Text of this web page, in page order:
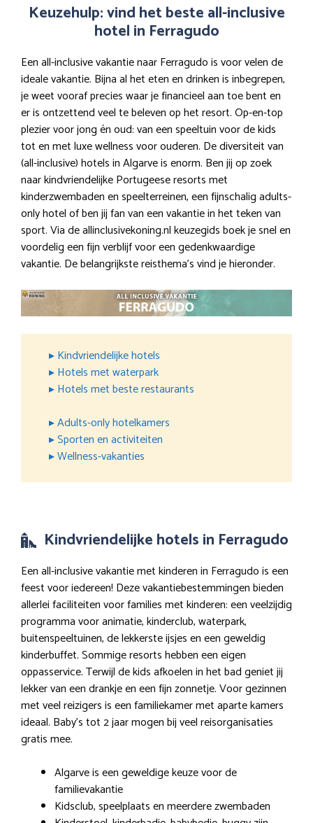
Keuzehulp: vind het beste all-inclusive
hotel in Ferragudo
Een all-inclusive vakantie naar Ferragudo is voor velen de
ideale vakantie. Bijna al het eten en drinken is inbegrepen,
je weet vooraf precies waar je financieel aan toe bent en
er is ontzettend veel te beleven op het resort. Op-en-top
plezier voor jong én oud: van een speeltuin voor de kids
tot en met luxe wellness voor ouderen. De diversiteit van
(all-inclusive) hotels in Algarve is enorm. Ben jij op zoek
naar kindvriendelijke Portugeese resorts met
kinderzwembaden en speelterreinen, een fijnschalig adults-
only hotel of ben jij fan van een vakantie in het teken van
sport. Via de allinclusivekoning.nl keuzegids boek je snel en
voordelig een fijn verblijf voor een gedenkwaardige
vakantie. De belangrijkste reisthema’s vind je hieronder.
▸ Kindvriendelijke hotels
▸ Hotels met waterpark
▸ Hotels met beste restaurants
▸ Adults-only hotelkamers
▸ Sporten en activiteiten
▸ Wellness-vakanties
Kindvriendelijke hotels in Ferragudo
Een all-inclusive vakantie met kinderen in Ferragudo is een
feest voor iedereen! Deze vakantiebestemmingen bieden
allerlei faciliteiten voor families met kinderen: een veelzijdig
programma voor animatie, kinderclub, waterpark,
buitenspeeltuinen, de lekkerste ijsjes en een geweldig
kinderbuffet. Sommige resorts hebben een eigen
oppasservice. Terwijl de kids afkoelen in het bad geniet jij
lekker van een drankje en een fijn zonnetje. Voor gezinnen
met veel reizigers is een familiekamer met aparte kamers
ideaal. Baby’s tot 2 jaar mogen bij veel reisorganisaties
gratis mee.
Algarve is een geweldige keuze voor de
familievakantie
Kidsclub, speelplaats en meerdere zwembaden